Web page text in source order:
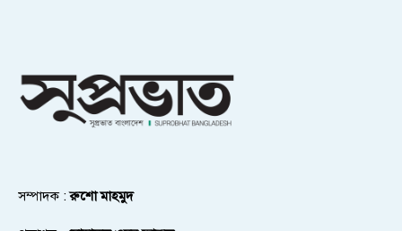
সম্পাদক :রুশো মাহমুদ